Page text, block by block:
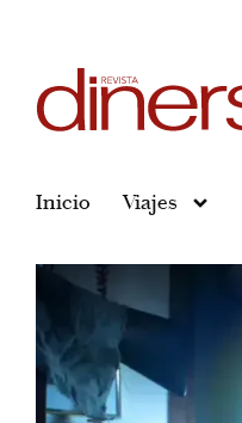
Inicio Viajes